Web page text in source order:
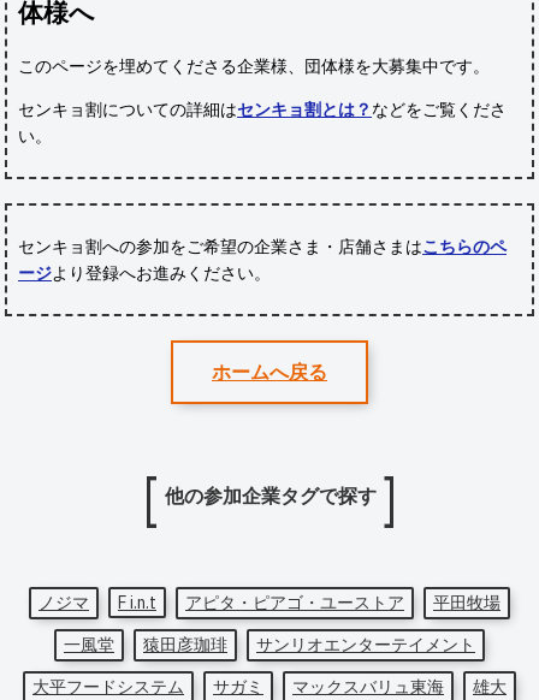
体様へ
このページを埋めてくださる企業様、団体様を大募集中です。
センキョ割についての詳細はセンキョ割とは？ などをご覧くださ
い。
センキョ割への参加をご希望の企業さま・店舗さまはこちらのペ
ージより登録へお進みください。
ホームへ戻る
他の参加企業タグで探す
ノジマ F i.n.t アピタ・ピアゴ・ユーストア
平田牧場
一風堂
猿田彦珈琲
サンリオエンターテイメント
大平フードシステム
サガミ マックスバリュ東海
雄大